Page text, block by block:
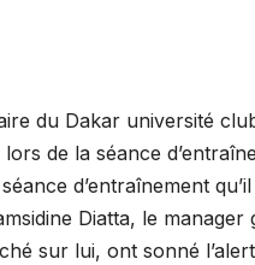
du Dakar université
de la séance
d’entraînement
Diatta, le manager
sur lui, ont sonné